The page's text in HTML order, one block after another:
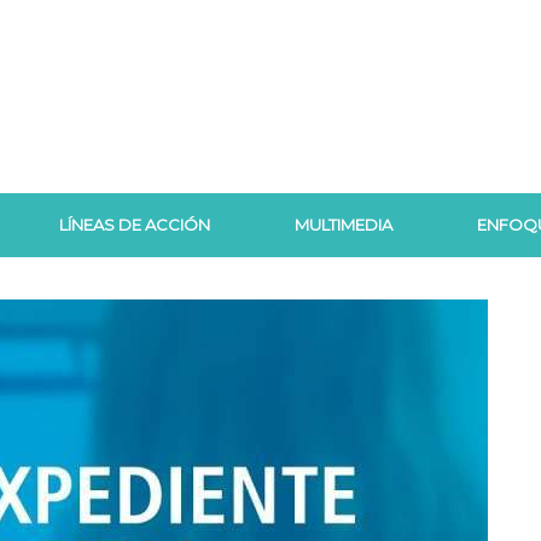
LÍNEAS DE ACCIÓN MULTIMEDIA